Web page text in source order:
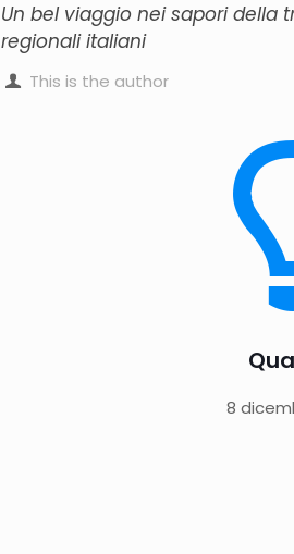
Un bel viaggio nei sapori della
regionali italiani
This is the author
8